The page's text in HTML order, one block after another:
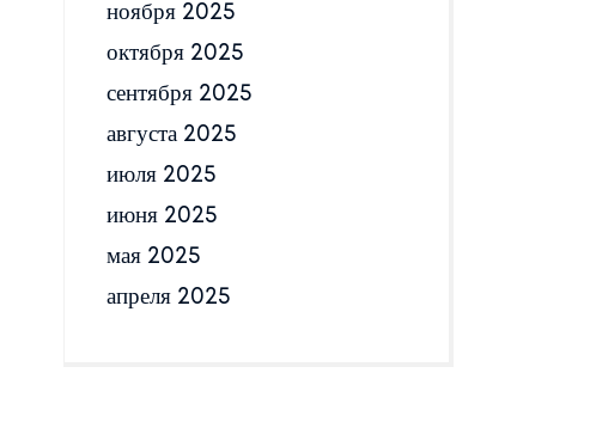
ноября 2025
октября 2025
сентября 2025
августа 2025
июля 2025
июня 2025
мая 2025
апреля 2025